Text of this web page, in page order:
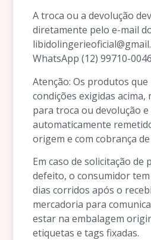
A troca ou a devolução
diretamente pelo e-mail
WhatsApp (12) 99710-
Atenção: Os produtos
condições exigidas acima,
para troca ou devolução
automaticamente
origem e com cobrança
Em caso de solicitação de
defeito, o consumidor
dias corridos após o
mercadoria para
estar na embalagem
etiquetas e tags fixadas.